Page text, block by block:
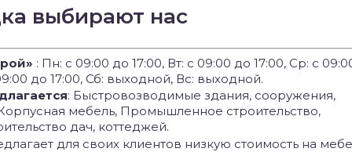
выбирают нас
: Пн: с 09:00 до 17:00, Вт: с 09:00 до 17:00, Ср: с
до 17:00, Сб: выходной, Вс: выходной.
: Быстровозводимые здания, сооружения,
мебель, Промышленное строительство,
дач, коттеджей.
для своих клиентов низкую стоимость на